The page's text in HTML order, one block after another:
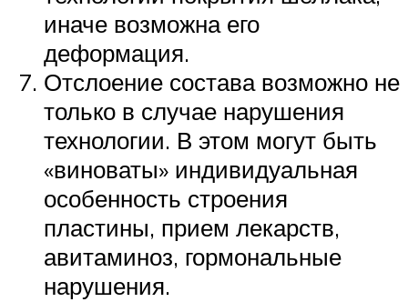
иначе возможна его
деформация.
Отслоение состава возможно не
только в случае нарушения
технологии. В этом могут быть
«виноваты» индивидуальная
особенность строения
пластины, прием лекарств,
авитаминоз, гормональные
нарушения.